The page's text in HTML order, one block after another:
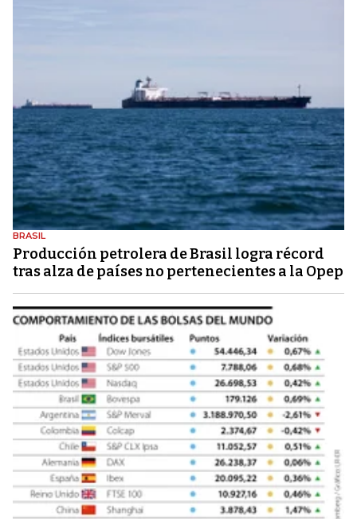
BRASIL
Producción petrolera de Brasil logra récord
tras alza de países no pertenecientes a la Opep